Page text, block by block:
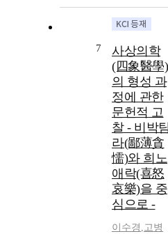
7
사상의학
(四象醫學)
의 형성 과
정에 관한
문헌적 고
찰 - 비박
라(鄙薄貪
懦)와 희노
애락(喜怒
哀樂)을 중
심으로 -
이수경 ,고병